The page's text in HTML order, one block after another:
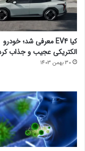
کیا EV4 معرفی شد؛ خودرو
الکتریکی عجیب و جذاب
30 بهمن 1403